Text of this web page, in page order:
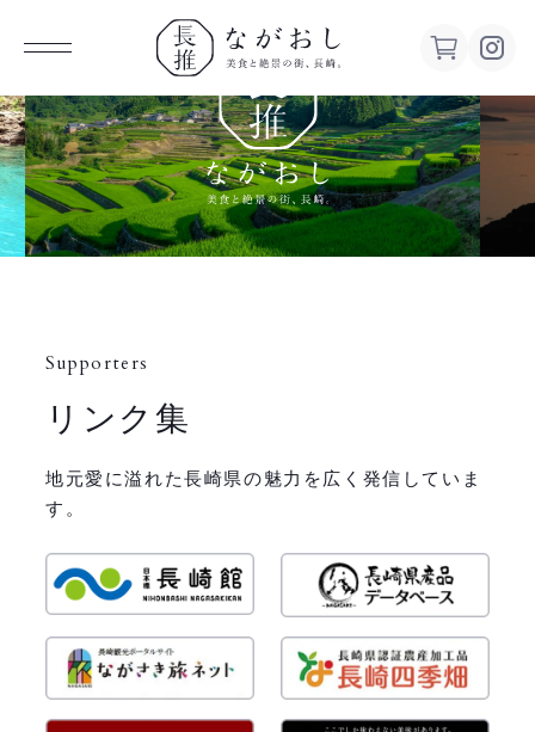
ながお
し 美食
と絶景の
Supporters
リンク集
地元愛に溢れた長崎県の魅力を広く発信していま
す。